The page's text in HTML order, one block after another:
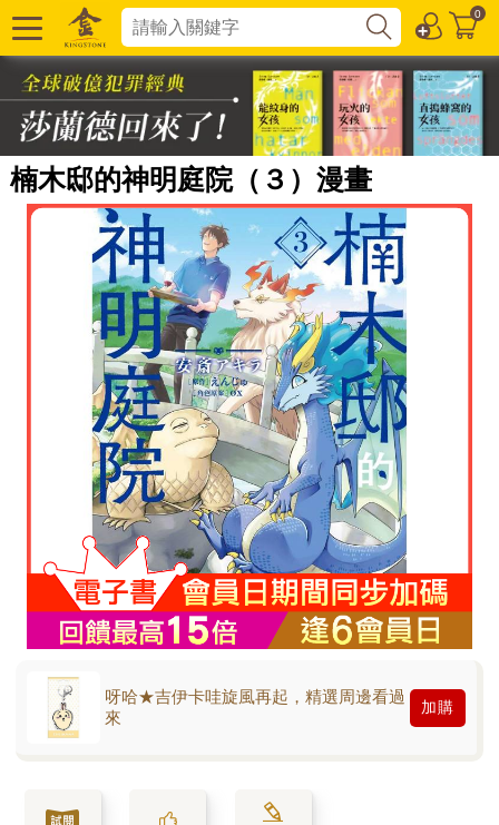
0
楠木邸的神明庭院（３）漫畫
呀哈★吉伊卡哇旋風再起，精選周邊看過
來
加購